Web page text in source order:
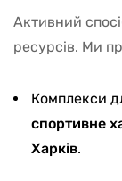
Активний
ресурсів. Ми
Комплекси
спортивне
Харків.